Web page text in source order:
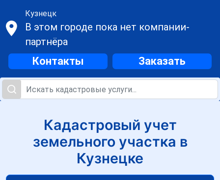
Кузнецк
В этом городе пока нет компании-
партнёра
Контакты Заказать
Кадастровый учет
земельного участка в
Кузнецке